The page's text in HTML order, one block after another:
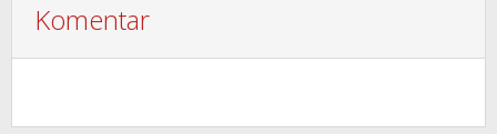
Komentar